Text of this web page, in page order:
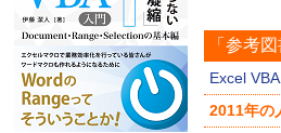
「参考
Excel
2011年の